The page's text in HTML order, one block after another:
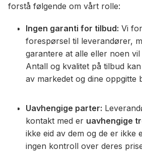
forstå følgende om vårt rolle:
Ingen garanti for tilbud: Vi
forespørsel til leverandører,
garantere at alle eller noen
Antall og kvalitet på tilbud
av markedet og dine oppgitte
Uavhengige parter:
kontakt med er uavhengige
ikke eid av dem og de er ikke
ingen kontroll over deres